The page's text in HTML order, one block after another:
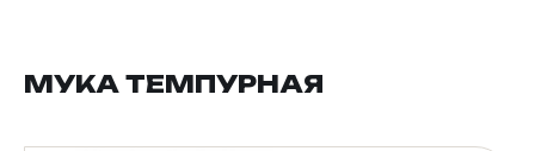
МУКА ТЕМПУРНАЯ